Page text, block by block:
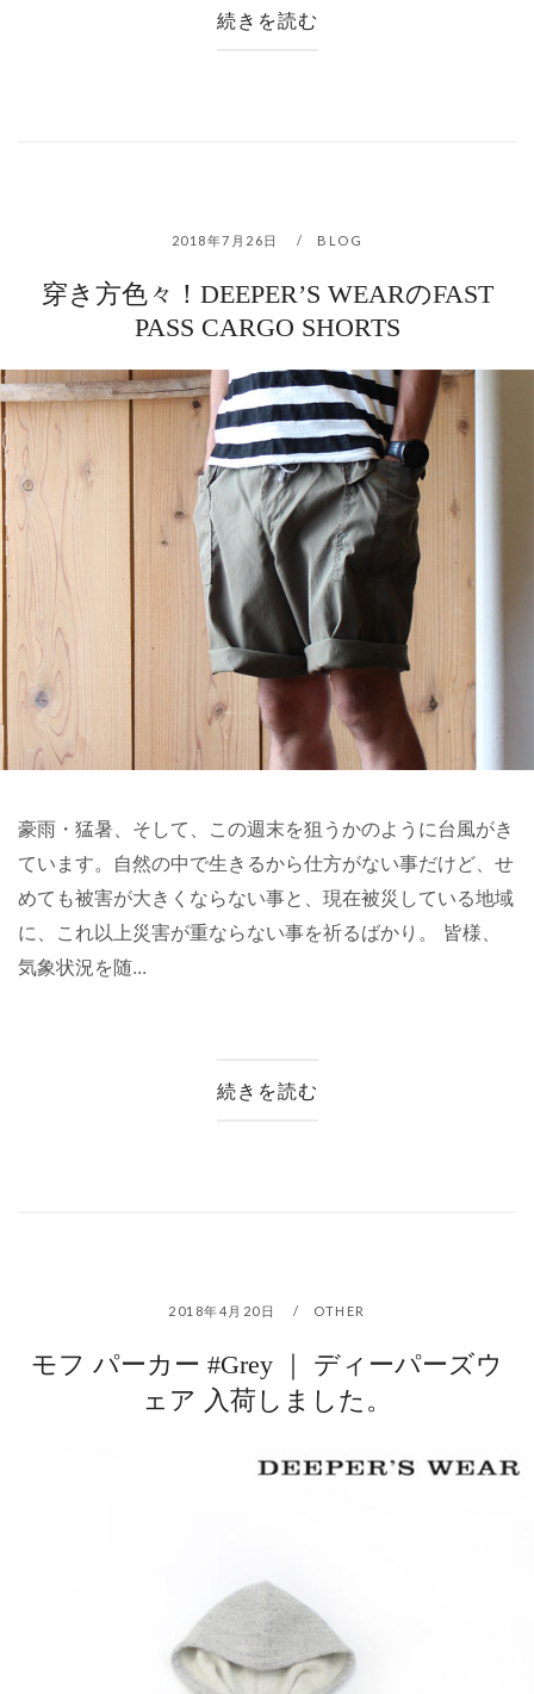
続きを読む
2018年7月26日 BLOG
穿き方色々！DEEPER’S WEARのFAST
PASS CARGO SHORTS
豪雨・猛暑、そして、この週末を狙うかのように台風がき
ています。自然の中で生きるから仕方がない事だけど、せ
めても被害が大きくならない事と、現在被災している地域
に、これ以上災害が重ならない事を祈るばかり。 皆様、
気象状況を随...
続きを読む
2018年4月20日 OTHER
モフ パーカー #Grey ｜ ディーパーズウ
ェア 入荷しました。